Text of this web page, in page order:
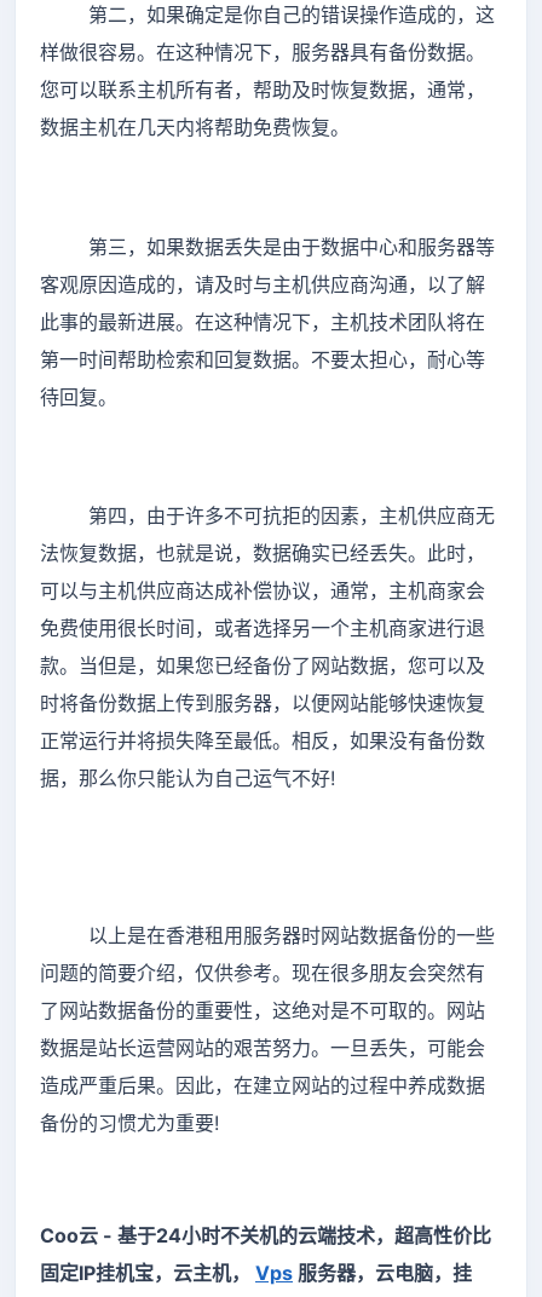
第二，如果确定是你自己的错误操作造成的，这
样做很容易。在这种情况下，服务器具有备份数据。
您可以联系主机所有者，帮助及时恢复数据，通常，
数据主机在几天内将帮助免费恢复。
第三，如果数据丢失是由于数据中心和服务器等
客观原因造成的，请及时与主机供应商沟通，以了解
此事的最新进展。在这种情况下，主机技术团队将在
第一时间帮助检索和回复数据。不要太担心，耐心等
待回复。
第四，由于许多不可抗拒的因素，主机供应商无
法恢复数据，也就是说，数据确实已经丢失。此时，
可以与主机供应商达成补偿协议，通常，主机商家会
免费使用很长时间，或者选择另一个主机商家进行退
款。当但是，如果您已经备份了网站数据，您可以及
时将备份数据上传到服务器，以便网站能够快速恢复
正常运行并将损失降至最低。相反，如果没有备份数
据，那么你只能认为自己运气不好!
以上是在香港租用服务器时网站数据备份的一些
问题的简要介绍，仅供参考。现在很多朋友会突然有
了网站数据备份的重要性，这绝对是不可取的。网站
数据是站长运营网站的艰苦努力。一旦丢失，可能会
造成严重后果。因此，在建立网站的过程中养成数据
备份的习惯尤为重要!
Coo云 - 基于24小时不关机的云端技术，超高性价比
固定IP挂机宝，云主机， Vps 服务器，云电脑，挂